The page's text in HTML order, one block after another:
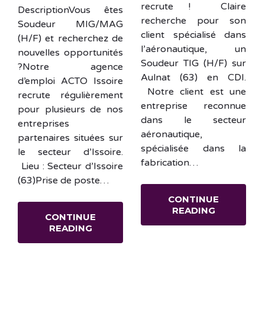
DescriptionVous êtes
Soudeur MIG/MAG
(H/F) et recherchez de
nouvelles opportunités
?Notre agence
d’emploi ACTO Issoire
recrute régulièrement
pour plusieurs de nos
entreprises
partenaires situées sur
le secteur d’Issoire.
Lieu : Secteur d’Issoire
(63)Prise de poste…
CONTINUE
READING
recrute ! Claire
recherche pour son
client spécialisé dans
l’aéronautique, un
Soudeur TIG (H/F) sur
Aulnat (63) en CDI.
Notre client est une
entreprise reconnue
dans le secteur
aéronautique,
spécialisée dans la
fabrication…
CONTINUE
READING